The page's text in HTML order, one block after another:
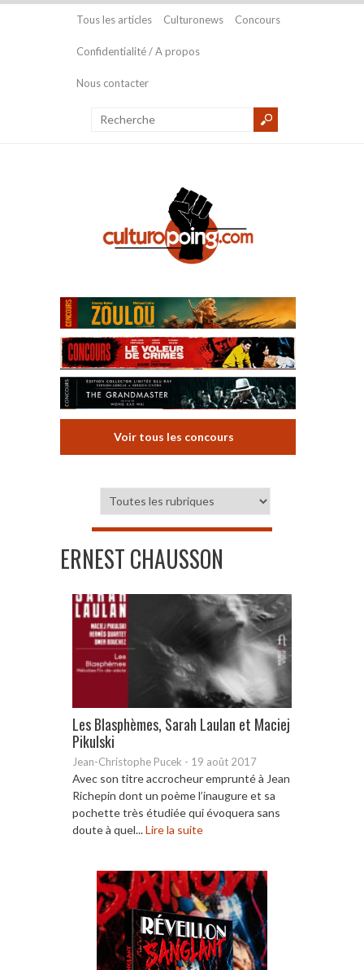
Tous les articles Culturonews Concours
Confidentialité / A propos
Nous contacter
Voir tous les concours
ERNEST CHAUSSON
Les Blasphèmes, Sarah Laulan et Maciej
Pikulski
Jean-Christophe Pucek - 19 août 2017
Avec son titre accrocheur emprunté à Jean
Richepin dont un poème l’inaugure et sa
pochette très étudiée qui évoquera sans
doute à quel...Lire la suite